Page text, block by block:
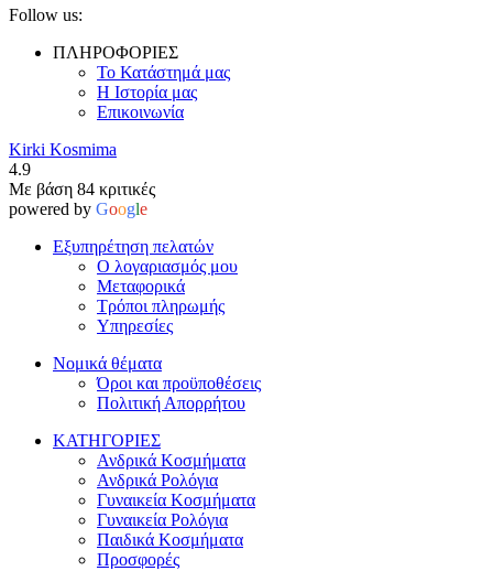
Follow us:
ΠΛΗΡΟΦΟΡΙΕΣ
Το Κατάστημά μας
Η Ιστορία μας
Επικοινωνία
Kirki Kosmima
4.9
Με βάση 84 κριτικές
powered by Google
Εξυπηρέτηση πελατών
Ο λογαριασμός μου
Μεταφορικά
Τρόποι πληρωμής
Υπηρεσίες
Νομικά θέματα
Όροι και προϋποθέσεις
Πολιτική Απορρήτου
ΚΑΤΗΓΟΡΙΕΣ
Ανδρικά Κοσμήματα
Ανδρικά Ρολόγια
Γυναικεία Κοσμήματα
Γυναικεία Ρολόγια
Παιδικά Κοσμήματα
Προσφορές